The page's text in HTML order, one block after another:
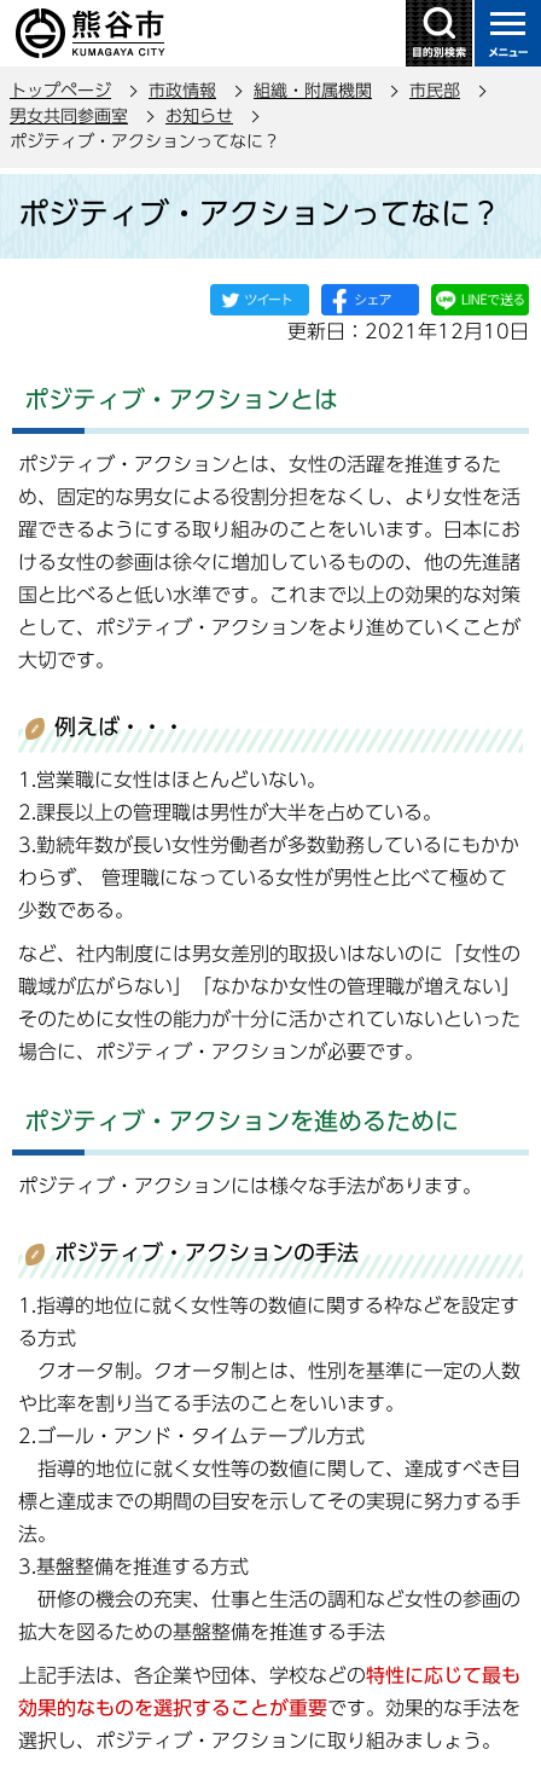
の
ー
ジ
で
トップページ 市政情報 組織・附属機関
市民部
男女共同参画室
お知らせ
ポジティブ・アクションってなに？
ポジティブ・アクションってなに？
更新日：2021年12月10日
ポジティブ・アクションとは
ポジティブ・アクションとは、女性の活躍を推進するた
め、固定的な男女による役割分担をなくし、より女性を活
躍できるようにする取り組みのことをいいます。日本にお
ける女性の参画は徐々に増加しているものの、他の先進諸
国と比べると低い水準です。これまで以上の効果的な対策
として、ポジティブ・アクションをより進めていくことが
大切です。
例えば・・・
1.営業職に女性はほとんどいない。
2.課長以上の管理職は男性が大半を占めている。
3.勤続年数が長い女性労働者が多数勤務しているにもかか
わらず、 管理職になっている女性が男性と比べて極めて
少数である。
など、社内制度には男女差別的取扱いはないのに「女性の
職域が広がらない」「なかなか女性の管理職が増えない」
そのために女性の能力が十分に活かされていないといった
場合に、ポジティブ・アクションが必要です。
ポジティブ・アクションを進めるために
ポジティブ・アクションには様々な手法があります。
ポジティブ・アクションの手法
1.指導的地位に就く女性等の数値に関する枠などを設定す
る方式
クオータ制。クオータ制とは、性別を基準に一定の人数
や比率を割り当てる手法のことをいいます。
2.ゴール・アンド・タイムテーブル方式
指導的地位に就く女性等の数値に関して、達成すべき目
標と達成までの期間の目安を示してその実現に努力する手
法。
3.基盤整備を推進する方式
研修の機会の充実、仕事と生活の調和など女性の参画の
拡大を図るための基盤整備を推進する手法
上記手法は、各企業や団体、学校などの特性に応じて最も
効果的なものを選択することが重要です。効果的な手法を
選択し、ポジティブ・アクションに取り組みましょう。